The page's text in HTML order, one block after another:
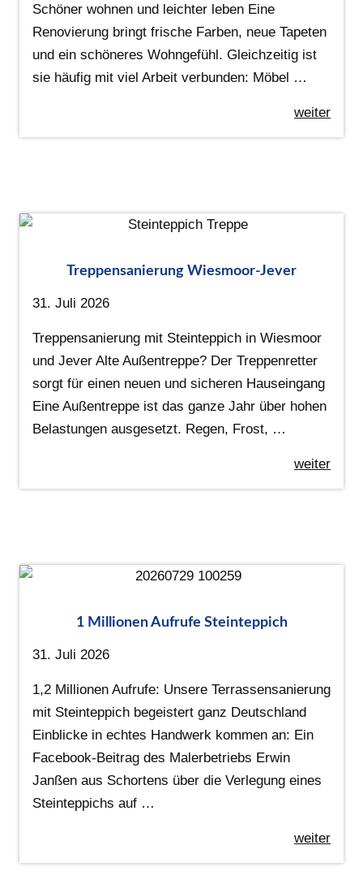
Schöner wohnen und leichter leben Eine
Renovierung bringt frische Farben, neue Tapeten
und ein schöneres Wohngefühl. Gleichzeitig ist
sie häufig mit viel Arbeit verbunden: Möbel …
weiter
Treppensanierung Wiesmoor-Jever
31. Juli 2026
Treppensanierung mit Steinteppich in Wiesmoor
und Jever Alte Außentreppe? Der Treppenretter
sorgt für einen neuen und sicheren Hauseingang
Eine Außentreppe ist das ganze Jahr über hohen
Belastungen ausgesetzt. Regen, Frost, …
weiter
1 Millionen Aufrufe Steinteppich
31. Juli 2026
1,2 Millionen Aufrufe: Unsere Terrassensanierung
mit Steinteppich begeistert ganz Deutschland
Einblicke in echtes Handwerk kommen an: Ein
Facebook-Beitrag des Malerbetriebs Erwin
Janßen aus Schortens über die Verlegung eines
Steinteppichs auf …
weiter